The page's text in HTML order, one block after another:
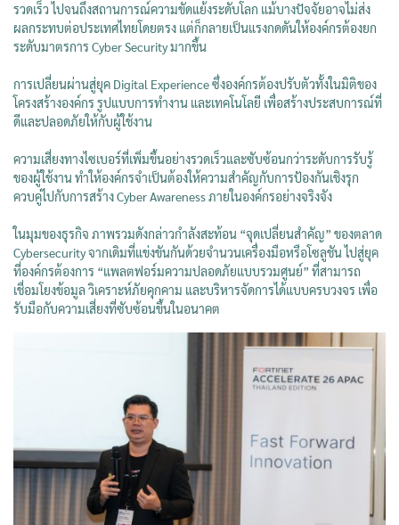
รวดเร็ว ไปจนถึงสถานการณ์ความขัดแย้งระดับโลก แม้บางปัจจัยอาจไม่ส่ง
ผลกระทบต่อประเทศไทยโดยตรง แต่ก็กลายเป็นแรงกดดันให้องค์กรต้องยก
ระดับมาตรการ Cyber Security มากขึ้น
การเปลี่ยนผ่านสู่ยุค Digital Experience ซึ่งองค์กรต้องปรับตัวทั้งในมิติของ
โครงสร้างองค์กร รูปแบบการทำงาน และเทคโนโลยี เพื่อสร้างประสบการณ์ที่
ดีและปลอดภัยให้กับผู้ใช้งาน
ความเสี่ยงทางไซเบอร์ที่เพิ่มขึ้นอย่างรวดเร็วและซับซ้อนกว่าระดับการรับรู้
ของผู้ใช้งาน ทำให้องค์กรจำเป็นต้องให้ความสำคัญกับการป้องกันเชิงรุก
ควบคู่ไปกับการสร้าง Cyber Awareness ภายในองค์กรอย่างจริงจัง
ในมุมของธุรกิจ ภาพรวมดังกล่าวกำลังสะท้อน “จุดเปลี่ยนสำคัญ” ของตลาด
Cybersecurity จากเดิมที่แข่งขันกันด้วยจำนวนเครื่องมือหรือโซลูชัน ไปสู่ยุค
ที่องค์กรต้องการ “แพลตฟอร์มความปลอดภัยแบบรวมศูนย์” ที่สามารถ
เชื่อมโยงข้อมูล วิเคราะห์ภัยคุกคาม และบริหารจัดการได้แบบครบวงจร เพื่อ
รับมือกับความเสี่ยงที่ซับซ้อนขึ้นในอนาคต